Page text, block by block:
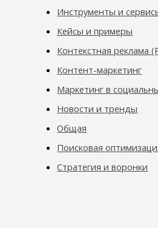
Инструменты и
Кейсы и примеры
Контекстная реклама
Контент-маркетинг
Маркетинг в
Новости и тренды
Общая
Поисковая
Стратегия и воронки